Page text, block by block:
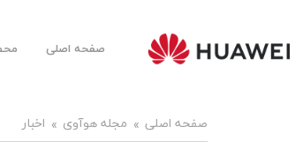
موبایل
صفحه اصلی
صفحه اصلی مجله هوآوی اخبار